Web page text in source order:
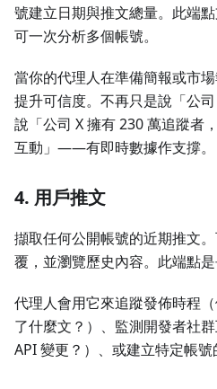
號建立日期與推文總量。此端
可一次分析多個帳號。
當你的代理人在準備簡報或市
提升可信度。不再只是說「公
說「公司 X 擁有 230 萬追蹤者
互動」——有即時數據作支撐。
4. 用戶推文
擷取任何公開帳號的近期推文
覆，並瀏覽歷史內容。此端點是
代理人會用它來追蹤發佈時程
了什麼文？）、監測開發者社
API 變更？）、或建立特定帳號